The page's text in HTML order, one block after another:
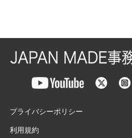
プライバシーポリシー
利用規約